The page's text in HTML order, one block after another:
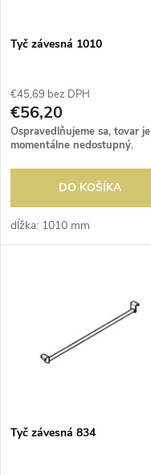
e
p
r
o
d
u
v
s
r
o
d
u
Tyč závesná 1010
€45,69 bez DPH
€56,20
Ospravedlňujeme sa, tovar je
momentálne nedostupný.
DO KOŠÍKA
dĺžka: 1010 mm
Tyč závesná 834